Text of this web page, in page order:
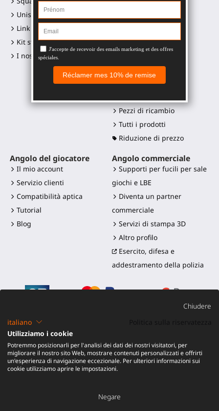
Unisciti a noi
Link ai social media
Kit stampa e loghi
I nostri rivenditori
ProStraps sleeves
SWINGiT Golf Club
ProSaber lama
Pezzi di ricambio
Tutti i prodotti
Riduzione di prezzo
Angolo del giocatore
Il mio account
Servizio clienti
Compatibilità aptica
Tutorial
Blog
Angolo commerciale
Supporti per fucili per sale
giochi e LBE
Diventa un partner
commerciale
Servizi di stampa 3D
Altro profilo
Esercito, difesa e
addestramento della polizia
©2016-2026 - ProTubeVR™
Spedizione e dazi|Garanzia| Reso e Rimborso
Chiudere
italiano
Utilizziamo i cookie
Potremmo posizionarli per l'analisi dei dati dei nostri visitatori, per
migliorare il nostro sito Web, mostrare contenuti personalizzati e offrirti
un'esperienza di navigazione eccezionale. Per ulteriori informazioni sui
cookie utilizziamo aprire le impostazioni.
Negare